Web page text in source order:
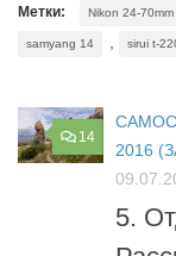
Метки: Nikon 24-
samyang 14 sirui t-
14
2016
5.